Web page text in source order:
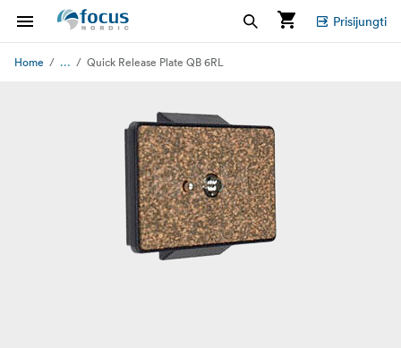
Prisijungti
Home ... Quick Release Plate QB 6RL